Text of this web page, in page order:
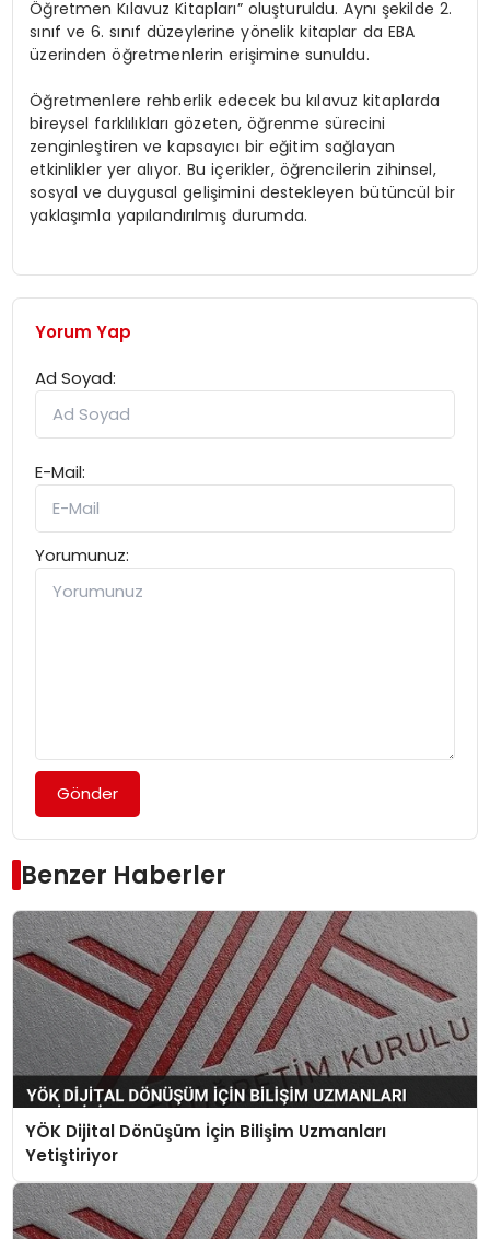
Öğretmen Kılavuz Kitapları” oluşturuldu. Aynı şekilde 2.
sınıf ve 6. sınıf düzeylerine yönelik kitaplar da EBA
üzerinden öğretmenlerin erişimine sunuldu.
Öğretmenlere rehberlik edecek bu kılavuz kitaplarda
bireysel farklılıkları gözeten, öğrenme sürecini
zenginleştiren ve kapsayıcı bir eğitim sağlayan
etkinlikler yer alıyor. Bu içerikler, öğrencilerin zihinsel,
sosyal ve duygusal gelişimini destekleyen bütüncül bir
yaklaşımla yapılandırılmış durumda.
Yorum Yap
Ad Soyad:
E-Mail:
Yorumunuz:
Gönder
Benzer Haberler
YÖK Dijital Dönüşüm İçin Bilişim Uzmanları
Yetiştiriyor